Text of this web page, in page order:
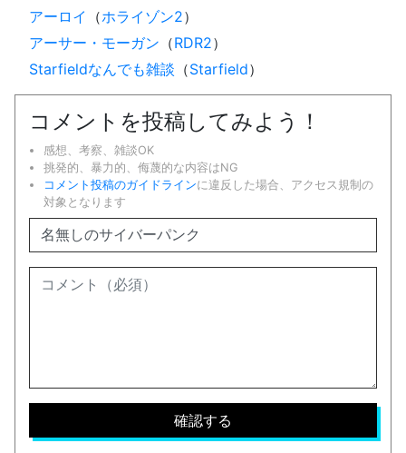
アーロイ
（ホライゾン2）
アーサー・モーガン （RDR2）
Starfieldなんでも雑談 （Starfield）
コメントを投稿してみよう！
感想、考察、雑談OK
挑発的、暴力的、侮蔑的な内容はNG
コメント投稿のガイドラインに違反した場合、アクセス規制の
対象となります